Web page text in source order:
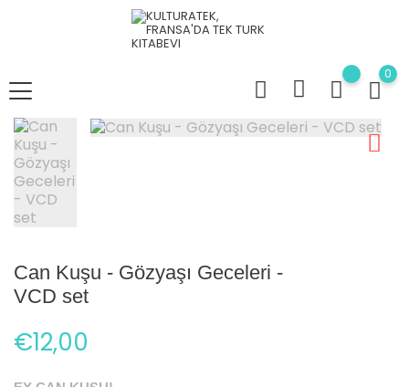
0
Can Kuşu - Gözyaşı Geceleri -
VCD set
€12,00